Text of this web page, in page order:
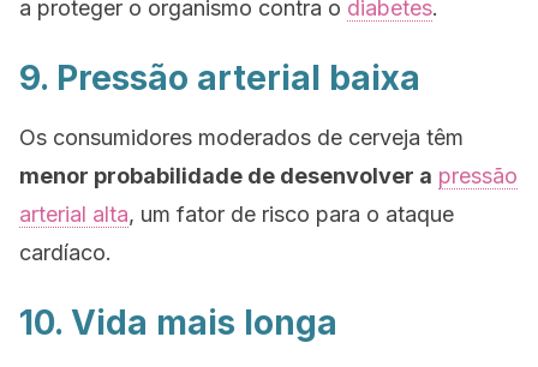
a proteger o organismo contra o diabetes.
9. Pressão arterial baixa
Os consumidores moderados de cerveja têm
menor probabilidade de desenvolver a pressão
arterial alta, um fator de risco para o ataque
cardíaco.
10. Vida mais longa